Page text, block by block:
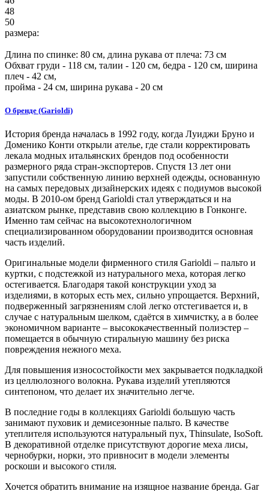
48
50
размера:
Длина по спинке: 80 см, длина рукава от плеча: 73 см
Обхват груди - 118 см, талии - 120 см, бедра - 120 см, ширина
плеч - 42 см,
пройма - 24 см, ширина рукава - 20 см
О бренде (Garioldi)
История бренда началась в 1992 году, когда Луиджи Бруно и
Доменико Конти открыли ателье, где стали корректировать
лекала модных итальянских брендов под особенности
размерного ряда стран-экспортеров. Спустя 13 лет они
запустили собственную линию верхней одежды, основанную
на самых передовых дизайнерских идеях с подиумов высокой
моды. В 2010-ом бренд Garioldi стал утверждаться и на
азиатском рынке, представив свою коллекцию в Гонконге.
Именно там сейчас на высокотехнологичном
специализированном оборудовании производится основная
часть изделий.
Оригинальные модели фирменного стиля Garioldi – пальто и
куртки, c подстежкой из натурального меха, которая легко
остегивается. Благодаря такой конструкции уход за
изделиями, в которых есть мех, сильно упрощается. Верхний,
подверженный загрязнениям слой легко отстегивается и, в
случае с натуральным шелком, сдаётся в химчистку, а в более
экономичном варианте – высококачественный полиэстер –
помещается в обычную стиральную машину без риска
повреждения нежного меха.
Для повышения износостойкости мех закрывается подкладкой
из целлюлозного волокна. Рукава изделий утепляются
синтепоном, что делает их значительно легче.
В последние годы в коллекциях Garioldi большую часть
занимают пуховик и демисезонные пальто. В качестве
утеплителя используются натуральный пух, Thinsulate, IsoSoft.
В декоративной отделке присутствуют дорогие меха лисы,
чернобурки, норки, это привносит в модели элементы
роскоши и высокого стиля.
Хочется обратить внимание на изящное название бренда. Gar